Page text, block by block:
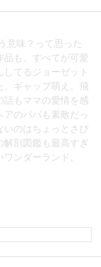
意味？って思った
品も、すべてが可愛
てるジョーゼット
、ギャップ萌え。飛
話もママの愛情を感
アのパパも素敵だっ
いのはちょっとさび
解剖図鑑も最高すぎ
ンダーランド。